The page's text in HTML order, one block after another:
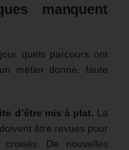
manquent
quels parcours ont
métier donné, faute
d’être mis à plat. La
être revues pour
De nouvelles